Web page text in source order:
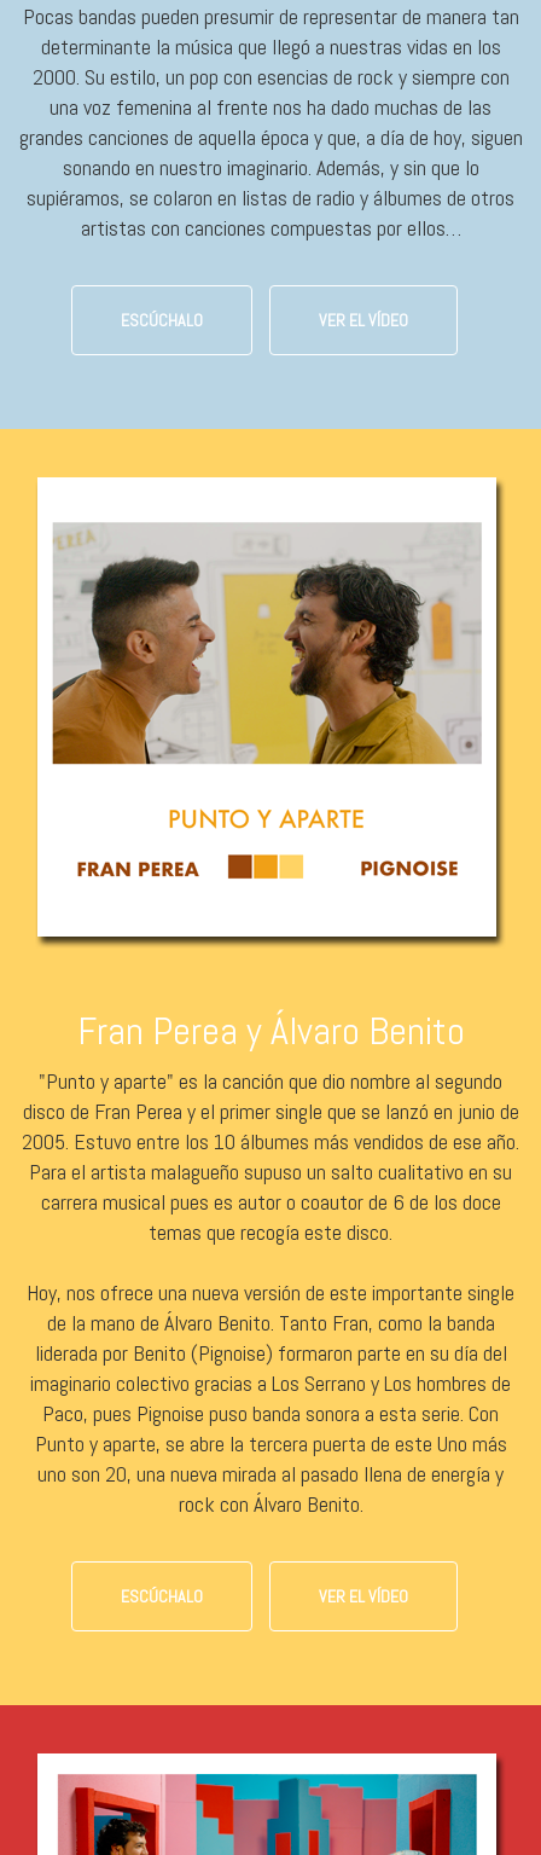
Pocas bandas pueden presumir de representar de manera tan
determinante la música que llegó a nuestras vidas en los
2000. Su estilo, un pop con esencias de rock y siempre con
una voz femenina al frente nos ha dado muchas de las
grandes canciones de aquella época y que, a día de hoy, siguen
sonando en nuestro imaginario. Además, y sin que lo
supiéramos, se colaron en listas de radio y álbumes de otros
artistas con canciones compuestas por ellos…
ESCÚCHALO VER EL VÍDEO
Fran Perea y Álvaro Benito
"Punto y aparte" es la canción que dio nombre al segundo
disco de Fran Perea y el primer single que se lanzó en junio de
2005. Estuvo entre los 10 álbumes más vendidos de ese año.
Para el artista malagueño supuso un salto cualitativo en su
carrera musical pues es autor o coautor de 6 de los doce
temas que recogía este disco.
Hoy, nos ofrece una nueva versión de este importante single
de la mano de Álvaro Benito. Tanto Fran, como la banda
liderada por Benito (Pignoise) formaron parte en su día del
imaginario colectivo gracias a Los Serrano y Los hombres de
Paco, pues Pignoise puso banda sonora a esta serie. Con
Punto y aparte, se abre la tercera puerta de este Uno más
uno son 20, una nueva mirada al pasado llena de energía y
rock con Álvaro Benito.
ESCÚCHALO VER EL VÍDEO